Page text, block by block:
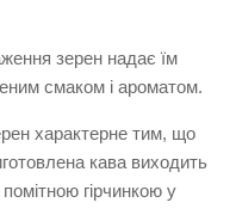
зерен надає їм
смаком і ароматом.
характерне тим, що
кава виходить
гірчинкою у